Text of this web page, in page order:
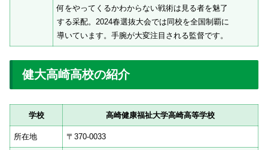
何をやってくるかわからない戦術は見る者を魅了
する采配。2024春選抜大会では同校を全国制覇に
導いています。手腕が大変注目される監督です。
健大高崎高校の紹介
学校 高崎健康福祉大学高崎高等学校
所在地 〒370-0033